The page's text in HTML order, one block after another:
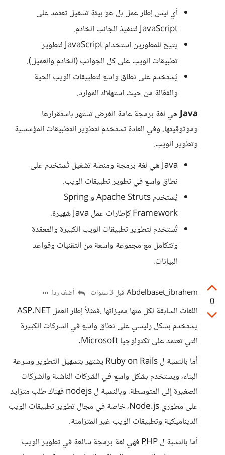
أي ليس إطار عمل بل هو بيئة تشغيل تعتمد على
JavaScript لتنفيذ الجانب الخادم.
يتيح للمطورين استخدام JavaScript لتطوير
تطبيقات الويب على كل الجوانب (الخادم والعميل).
يُستخدم على نطاق واسع لتطبيقات الويب الحية
والفعّالة من حيث استهلاك الموارد.
Javaهي لغة برمجة عامة الغرض تشتهر باستقرارها
وموثوقيتها، وفي العادة تستخدم لتطوير التطبيقات المؤسسية
وتطوير الويب.
Java هي لغة برمجة ومنصة تشغيل تُستخدم على
نطاق واسع في تطوير تطبيقات الويب.
يُستخدم Apache Struts و Spring
Framework كإطارات عمل Java شهيرة.
تُستخدم لتطوير تطبيقات الويب الكبيرة والمعقدة
وتتكامل مع مجموعة واسعة من التقنيات وقواعد
البيانات.
0
Abdelbaset_ibrahem قبل 3 سنوات أضف ردا
اللغات السابقة لكل منها مميزاتها .فمثلاً إطار العمل ASP.NET
يستخدم بشكل رئيسي على نطاق واسع في الشركات الكبيرة
التي تعتمد على تكنولوجيا Microsoft.
أما بالنسبة ل Ruby on Rails يشتهر بتسهيل التطوير وسرعة
البناء، ويستخدم بشكل واسع في الشركات الناشئة والشركات
الصغيرة إلى المتوسطة. وبالنسبة ل nodejs فهناك طلب متزايد
على مطوري Node.js، خاصة في مجال تطوير تطبيقات الويب
الديناميكية وتطبيقات الويب غير المتزامنة.
أما بالنسبة ل PHP فهي لغة برمجة شائعة في تطوير الويب